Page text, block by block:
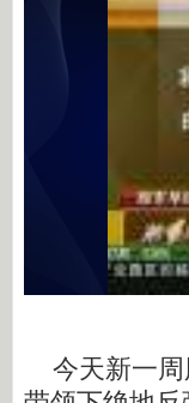
今天新一周